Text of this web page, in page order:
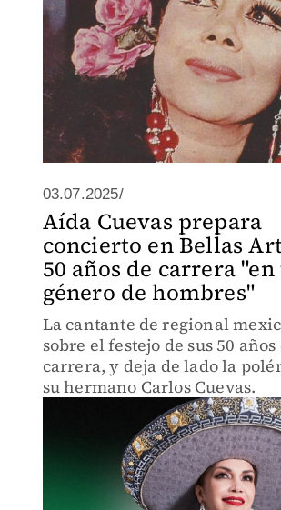
03.07.2025/
Aída Cuevas prepara
concierto en Bellas
50 años de carrera
género de hombres"
La cantante de regional
sobre el festejo de sus 50 años
carrera, y deja de lado la
su hermano Carlos Cuevas.